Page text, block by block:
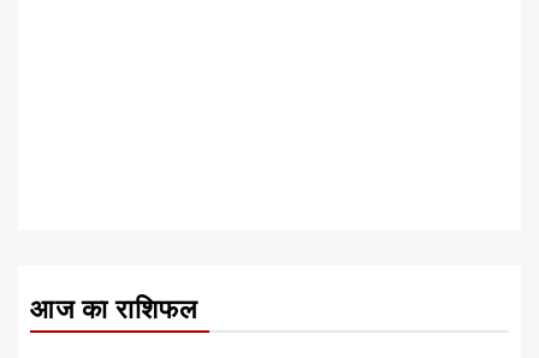
आज का राशिफल